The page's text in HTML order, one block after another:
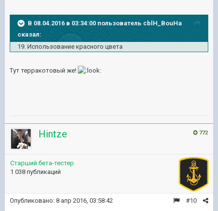
В 08.04.2016 в 03:34:00 пользователь cblH_BouHa
сказал:
19. Использование красного цвета
Тут терракотовый же!
772
Hintze
Старший бета-тестер
1 038 публикаций
#10
Опубликовано: 8 апр 2016, 03:58:42